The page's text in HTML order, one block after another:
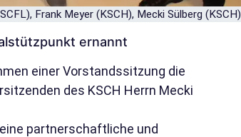
Frank Meyer (KSCH), Mecki Sülberg (KSCH)
ernannt
einer Vorstandssitzung die
des KSCH Herrn Mecki
partnerschaftliche und